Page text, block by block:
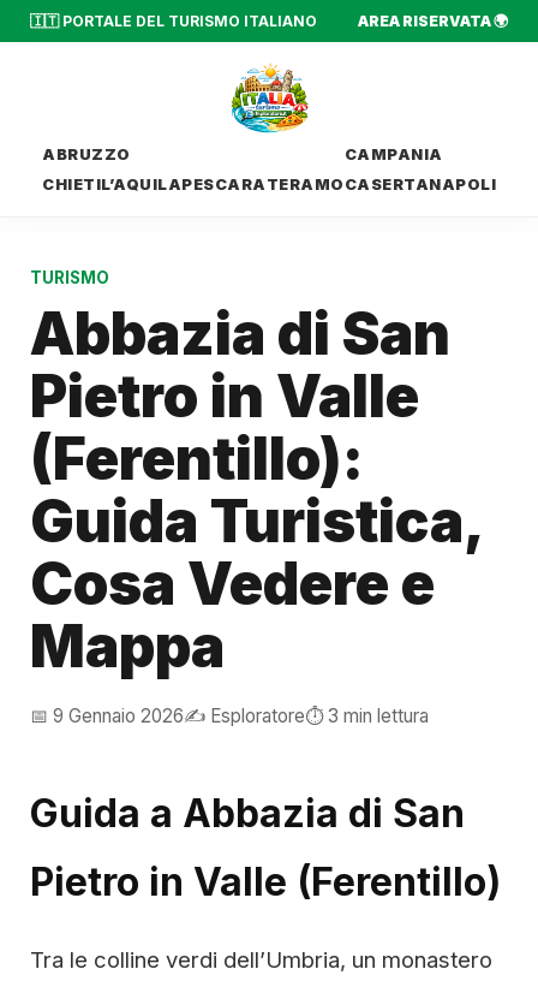
🇮🇹 PORTALE DEL TURISMO ITALIANO AREA RISERVATA 🌍
ABRUZZO
CHIETIL’AQUILAPESCARA TERAMO
CAMPANIA
CASERTANAPOLI
TURISMO
Abbazia di San
Pietro in Valle
(Ferentillo):
Guida Turistica,
Cosa Vedere e
Mappa
📅 9 Gennaio 2026✍️ Esploratore⏱️ 3 min lettura
Guida a Abbazia di San
Pietro in Valle (Ferentillo)
Tra le colline verdi dell’Umbria, un monastero